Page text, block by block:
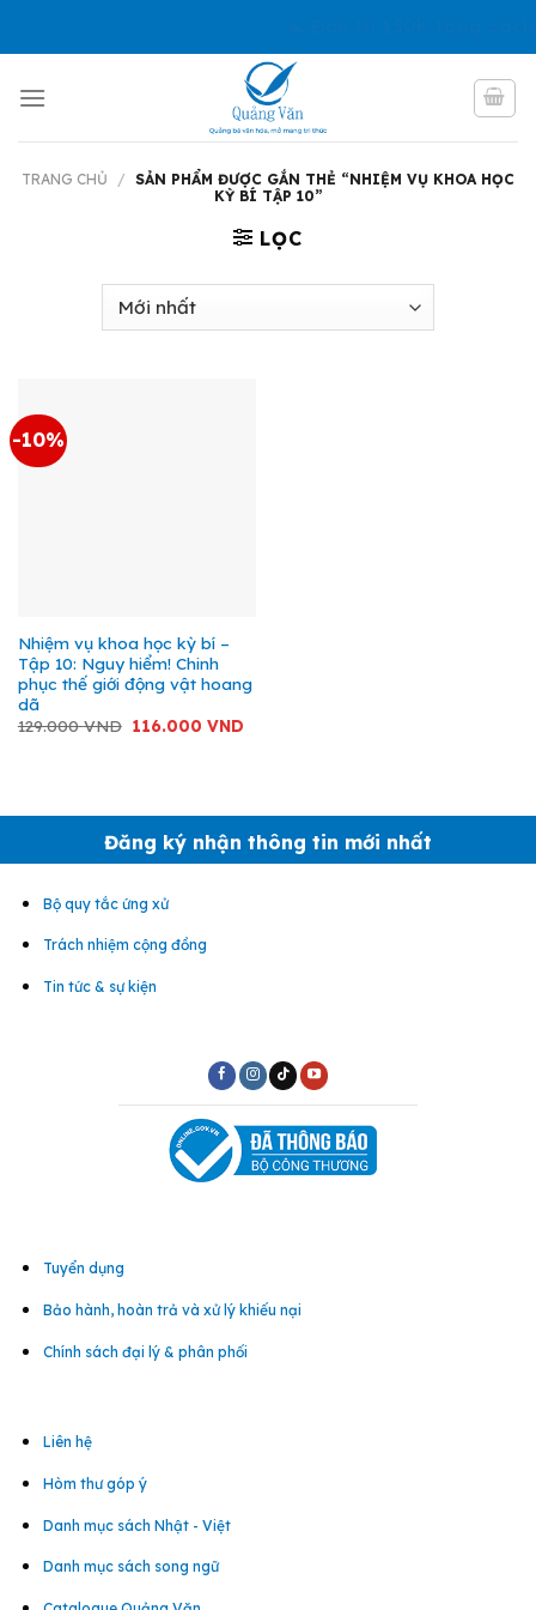
TRANG CHỦ / SẢN PHẨM ĐƯỢC GẮN THẺ “NHIỆM VỤ KHOA HỌC
KỲ BÍ TẬP 10”
LỌC
-10%
Nhiệm vụ khoa học kỳ bí –
Tập 10: Nguy hiểm! Chinh
phục thế giới động vật hoang
dã
129.000VND Giá
116.000 VNDGiá
Đăng ký nhận thông tin mới nhất
Bộ quy tắc ứng xử
Trách nhiệm cộng đồng
Tin tức & sự kiện
Tuyển dụng
Bảo hành, hoàn trả và xử lý khiếu nại
Chính sách đại lý & phân phối
Liên hệ
Hòm thư góp ý
Danh mục sách Nhật - Việt
Danh mục sách song ngữ